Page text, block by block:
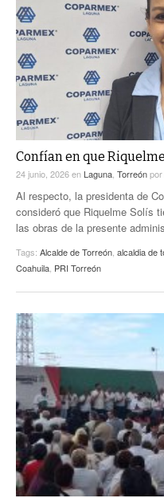
EL EXACTO
EXA INFORMA
CONTEXTOS
TRAYECTO LAGUNA
A MEDIA MAÑANA
A TODA LEY
DIÁLOGOS CON LA
TWEETS AND BEATS
LA MEJOR 97.1
ACTUALIDADES
LA MEJOR
ACTUALIDADES GREM
Confían en que
24 junio, 2026en Laguna Torreónpor
Al respecto, la presidenta de
consideró que Riquelme Solís
las obras de la presente
Tags: Alcalde de Torreón alcaldia de
Coahuila PRI Torreón